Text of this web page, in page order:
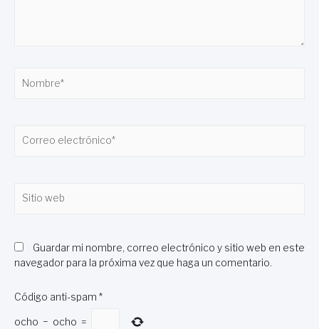
electrónico*
web
Guardar mi nombre, correo electrónico y sitio web en este
navegador para la próxima vez que haga un comentario.
Código anti-spam *
ocho − ocho =